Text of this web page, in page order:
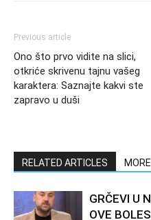
Previous article
Ono što prvo vidite na slici,
otkriće skrivenu tajnu vašeg
karaktera: Saznajte kakvi ste
zapravo u duši
RELATED ARTICLES
GRČEVI U
OVE